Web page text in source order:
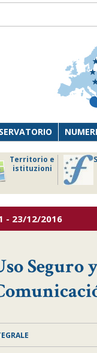
Territorio e
istituzioni
- 23/12/2016